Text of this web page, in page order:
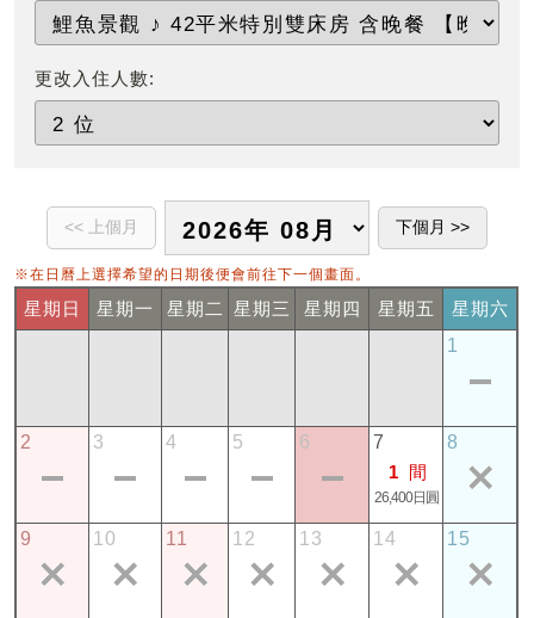
更改入住人數:
※在日曆上選擇希望的日期後便會前往下一個畫面。
星期日 星期一 星期二 星期三 星期四 星期五
星期六
1
2 3 4 5 6
7
1 間
26,400日圓
8
9 10 11 12 13 14 15